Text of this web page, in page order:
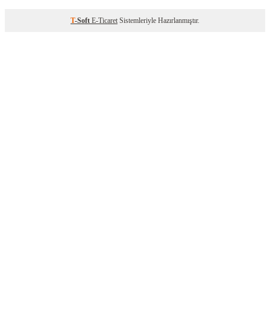
T-Soft E-Ticaret Sistemleriyle Hazırlanmıştır.